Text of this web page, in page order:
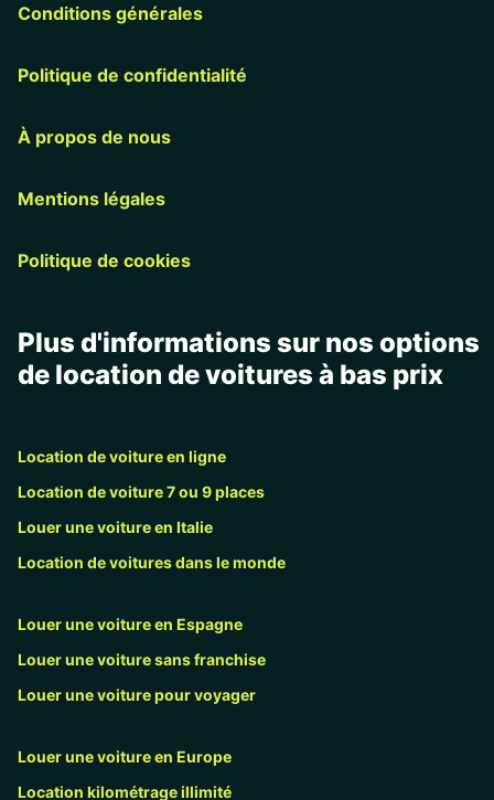
Conditions générales
Politique de confidentialité
À propos de nous
Mentions légales
Politique de cookies
Plus d'informations sur nos options
de location de voitures à bas prix
Location de voiture en ligne
Location de voiture 7 ou 9 places
Louer une voiture en Italie
Location de voitures dans le monde
Louer une voiture en Espagne
Louer une voiture sans franchise
Louer une voiture pour voyager
Louer une voiture en Europe
Location kilométrage illimité